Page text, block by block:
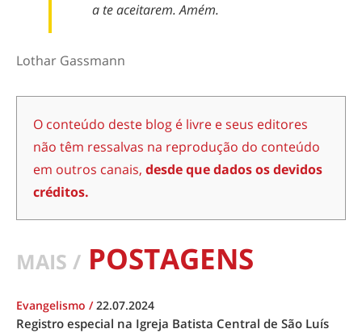
a te aceitarem. Amém.
Lothar Gassmann
O conteúdo deste blog é livre e seus editores
não têm ressalvas na reprodução do conteúdo
em outros canais, desde que dados os devidos
créditos.
MAIS / POSTAGENS
Evangelismo /22.07.2024
Registro especial na Igreja Batista Central de São Luís